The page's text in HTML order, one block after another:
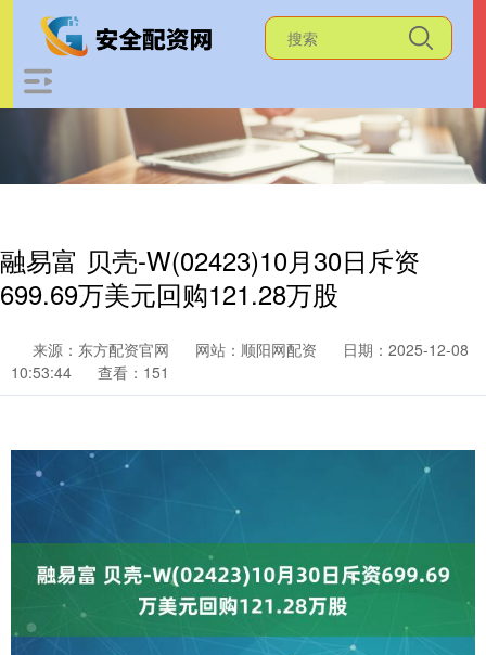
融易富 贝壳-W(02423)10月30日斥资
699.69万美元回购121.28万股
来源：东方配资官网 网站：顺阳网配资
日期：2025-12-08
10:53:44
查看：151